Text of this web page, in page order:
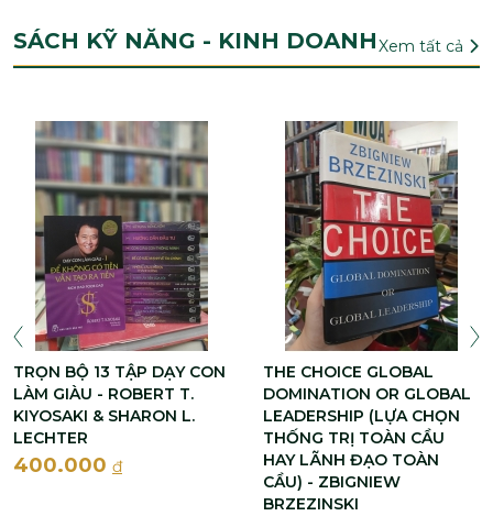
SÁCH KỸ NĂNG - KINH DOANHXem tất cả
TRỌN BỘ 13 TẬP DẠY CON
LÀM GIÀU - ROBERT T.
KIYOSAKI & SHARON L.
LECHTER
400.000 đ
THE CHOICE GLOBAL
DOMINATION OR GLOBAL
LEADERSHIP (LỰA CHỌN
THỐNG TRỊ TOÀN CẦU
HAY LÃNH ĐẠO TOÀN
CẦU) - ZBIGNIEW
BRZEZINSKI